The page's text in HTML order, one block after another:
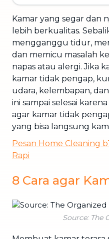
Kamar yang segar dan
lebih berkualitas.
mengganggu tidur,
dan memicu masalah
napas atau alergi. Jika
kamar tidak pengap,
udara, kelembapan,
ini sampai selesai
agar kamar tidak
yang bisa langsung
Pesan Home Cleaning
Rapi
8 Cara agar
Source: The